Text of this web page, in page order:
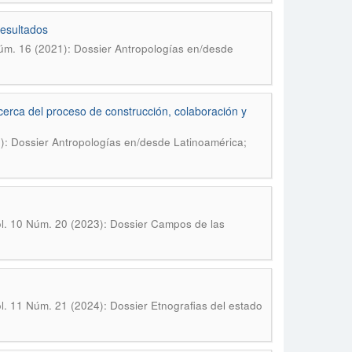
16 (2021): Dossier Antropologías en/desde
del proceso de construcción, colaboración y
Dossier Antropologías en/desde Latinoamérica;
10 Núm. 20 (2023): Dossier Campos de las
11 Núm. 21 (2024): Dossier Etnografias del estado